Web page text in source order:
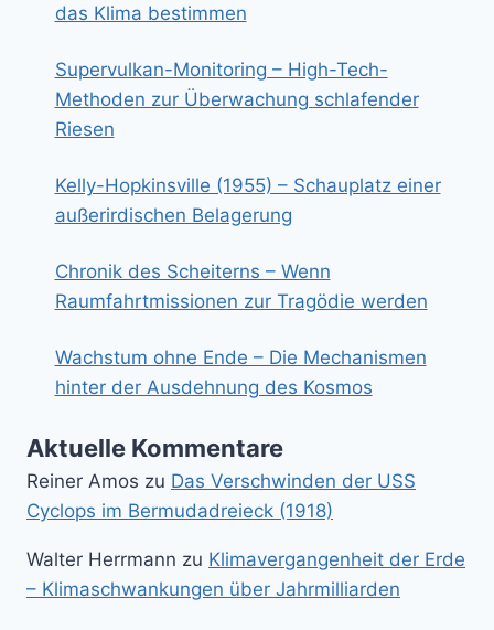
das Klima bestimmen
Supervulkan-Monitoring – High-Tech-
Methoden zur Überwachung schlafender
Riesen
Kelly-Hopkinsville (1955) – Schauplatz einer
außerirdischen Belagerung
Chronik des Scheiterns – Wenn
Raumfahrtmissionen zur Tragödie werden
Wachstum ohne Ende – Die Mechanismen
hinter der Ausdehnung des Kosmos
Aktuelle Kommentare
Reiner Amos zu Das Verschwinden der USS
Cyclops im Bermudadreieck (1918)
Walter Herrmann zu Klimavergangenheit der Erde
– Klimaschwankungen über Jahrmilliarden